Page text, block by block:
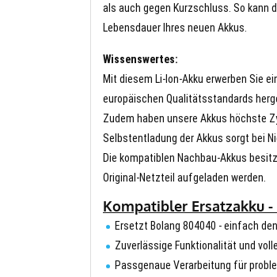
als auch gegen Kurzschluss. So kann
Lebensdauer Ihres neuen Akkus.
Wissenswertes:
Mit diesem Li-Ion-Akku erwerben Sie
europäischen Qualitätsstandards
Zudem haben unsere Akkus höchste
Selbstentladung der Akkus sorgt bei
Die kompatiblen Nachbau-Akkus
Original-Netzteil aufgeladen werden.
Kompatibler Ersatzakku
Ersetzt Bolang 804040 - einfach
Zuverlässige Funktionalität und
Passgenaue Verarbeitung für